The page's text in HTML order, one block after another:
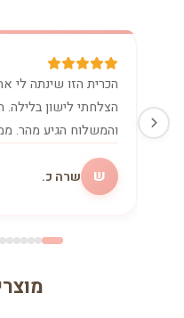
הכרית הזו שינתה לי
הצלחתי לישון בלילה.
והמשלוח הגיע מהר.
ש שרה כ.